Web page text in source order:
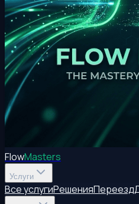
FlowMasters
Услуги
Все услугиРешенияПереезд